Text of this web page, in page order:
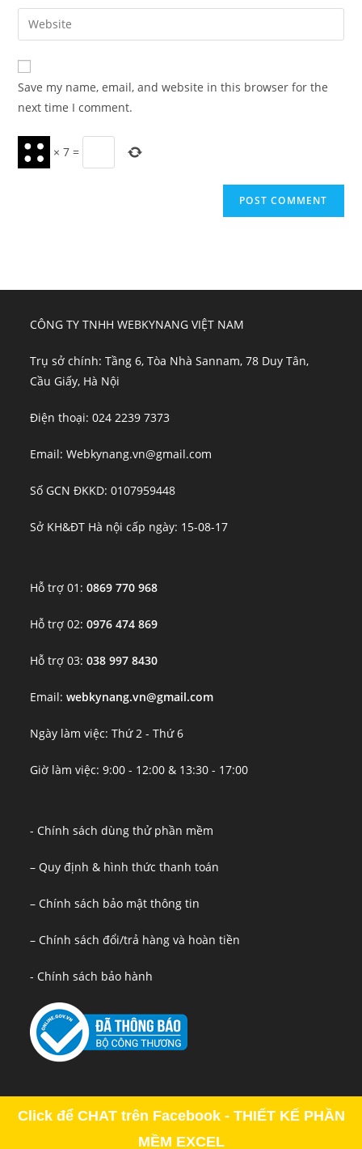
comment
email
address
comment
Enter
your
website
URL
(optional)
Save my name, email, and website in this browser for the
next time I comment.
×7 =
CÔNG TY TNHH WEBKYNANG VIỆT NAM
Trụ sở chính: Tầng 6, Tòa Nhà Sannam, 78 Duy Tân,
Cầu Giấy, Hà Nội
Điện thoại: 024 2239 7373
Email: Webkynang.vn@gmail.com
Số GCN ĐKKD: 0107959448
Sở KH&ĐT Hà nội cấp ngày: 15-08-17
Hỗ trợ 01:0869 770 968
Hỗ trợ 02:0976 474 869
Hỗ trợ 03:038 997 8430
Email:webkynang.vn@gmail.com
Ngày làm việc: Thứ 2 - Thứ 6
Giờ làm việc: 9:00 - 12:00 & 13:30 - 17:00
- Chính sách dùng thử phần mềm
– Quy định & hình thức thanh toán
– Chính sách bảo mật thông tin
– Chính sách đổi/trả hàng và hoàn tiền
- Chính sách bảo hành
Copyright - OceanWP Theme by OceanWP
Click để CHAT trên Facebook - THIẾT KẾ PHẦN
MỀM EXCEL